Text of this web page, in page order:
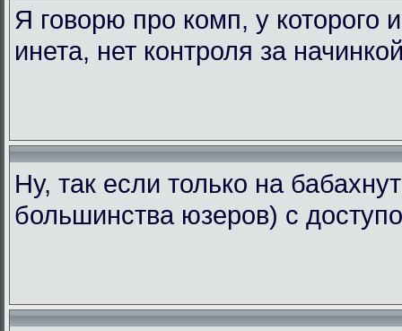
Я говорю про комп, у которого
инета, нет контроля за
Ну, так если только на
большинства юзеров) с